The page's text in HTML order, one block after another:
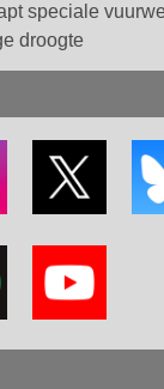
speciale
droogte